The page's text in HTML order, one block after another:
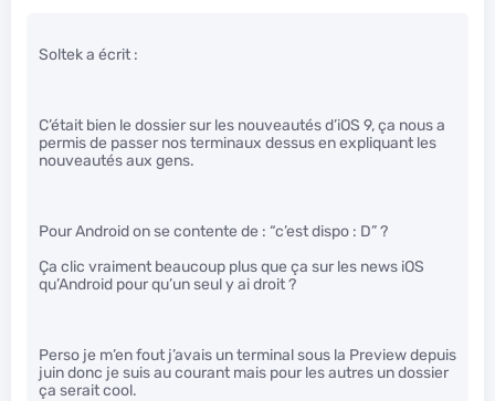
Soltek a écrit :
C’était bien le dossier sur les nouveautés d’iOS 9, ça nous a
permis de passer nos terminaux dessus en expliquant les
nouveautés aux gens.
Pour Android on se contente de : “c’est dispo : D” ?
Ça clic vraiment beaucoup plus que ça sur les news iOS
qu’Android pour qu’un seul y ai droit ?
Perso je m’en fout j’avais un terminal sous la Preview depuis
juin donc je suis au courant mais pour les autres un dossier
ça serait cool.